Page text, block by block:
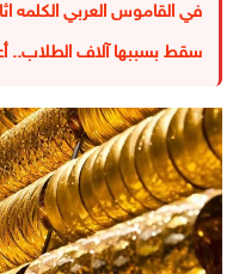
في القاموس العربي الكلمه
سقط بسببها آلاف الطلاب..